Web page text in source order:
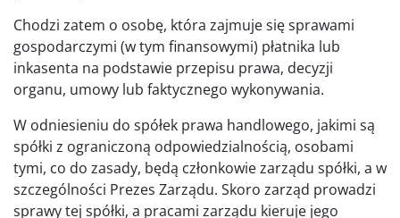
Chodzi zatem o osobę, która zajmuje się sprawami
gospodarczymi (w tym finansowymi) płatnika lub
inkasenta na podstawie przepisu prawa, decyzji
organu, umowy lub faktycznego wykonywania.
W odniesieniu do spółek prawa handlowego, jakimi są
spółki z ograniczoną odpowiedzialnością, osobami
tymi, co do zasady, będą członkowie zarządu spółki, a w
szczególności Prezes Zarządu. Skoro zarząd prowadzi
sprawy tej spółki, a pracami zarządu kieruje jego